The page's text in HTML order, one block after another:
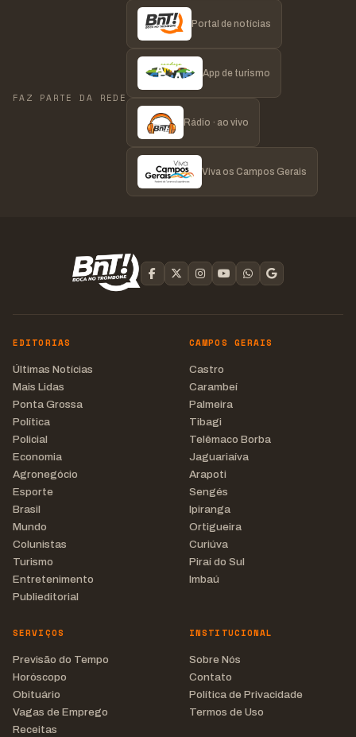
FAZ PARTE DA REDE
Portal de notícias
App de turismo
Rádio · ao vivo
Viva os Campos Gerais
EDITORIAS
Últimas Notícias
Mais Lidas
Ponta Grossa
Política
Policial
Economia
Agronegócio
Esporte
Brasil
Mundo
Colunistas
Turismo
Entretenimento
Publieditorial
CAMPOS GERAIS
Castro
Carambeí
Palmeira
Tibagi
Telêmaco Borba
Jaguariaíva
Arapoti
Sengés
Ipiranga
Ortigueira
Curiúva
Piraí do Sul
Imbaú
SERVIÇOS
Previsão do Tempo
Horóscopo
Obituário
Vagas de Emprego
Receitas
INSTITUCIONAL
Sobre Nós
Contato
Política de Privacidade
Termos de Uso